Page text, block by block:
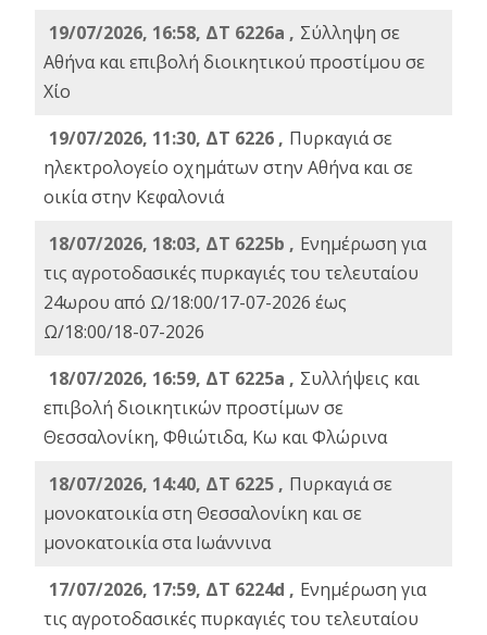
19/07/2026, 16:58, ΔΤ 6226a , Σύλληψη σε
Αθήνα και επιβολή διοικητικού προστίμου σε
Χίο
19/07/2026, 11:30, ΔΤ 6226 , Πυρκαγιά σε
ηλεκτρολογείο οχημάτων στην Αθήνα και σε
οικία στην Κεφαλονιά
18/07/2026, 18:03, ΔΤ 6225b , Ενημέρωση για
τις αγροτοδασικές πυρκαγιές του τελευταίου
24ωρου από Ω/18:00/17-07-2026 έως
Ω/18:00/18-07-2026
18/07/2026, 16:59, ΔT 6225a , Συλλήψεις και
επιβολή διοικητικών προστίμων σε
Θεσσαλονίκη, Φθιώτιδα, Κω και Φλώρινα
18/07/2026, 14:40, ΔΤ 6225 , Πυρκαγιά σε
μονοκατοικία στη Θεσσαλονίκη και σε
μονοκατοικία στα Ιωάννινα
17/07/2026, 17:59, ΔΤ 6224d , Ενημέρωση για
τις αγροτοδασικές πυρκαγιές του τελευταίου